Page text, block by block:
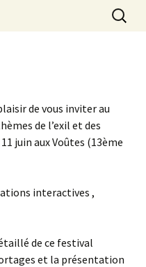
de vous inviter au
de l’exil et des
juin aux Voûtes (13ème
interactives ,
de ce festival
et la présentation